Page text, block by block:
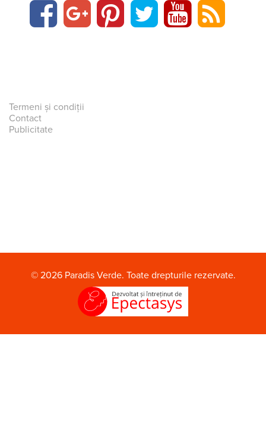
Termeni și condiții
Contact
Publicitate
© 2026 Paradis Verde. Toate drepturile rezervate.